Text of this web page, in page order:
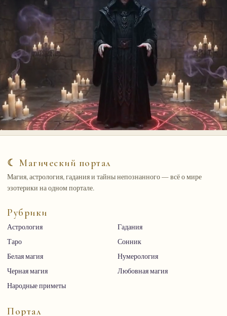
☾ Магический портал
Магия, астрология, гадания и тайны непознанного — всё о мире
эзотерики на одном портале.
Рубрики
Астрология
Гадания
Таро
Сонник
Белая магия
Нумерология
Черная магия
Любовная магия
Народные приметы
Портал